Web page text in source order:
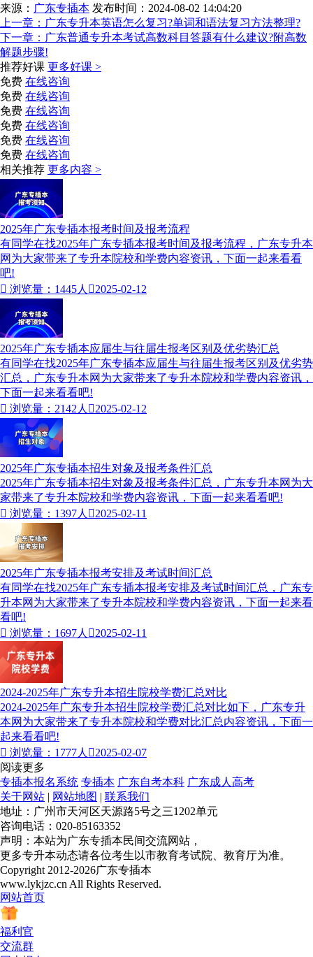
来源： 广东专插本 发布时间：2024-08-02 14:04:20
上一章： 广东专升本英语怎么复习?单词和语法复习方法整理?
下一章： 广东普通专升本考试高数科目答题有什么建议?附高数
解题步骤!
推荐好课 更多好课 >
免费 在线咨询
免费 在线咨询
免费 在线咨询
免费 在线咨询
免费 在线咨询
免费 在线咨询
相关推荐 更多内容 >
2025年广东专插本报考时间及报考流程
有同学在找2025年广东专插本报考时间及报考流程，广东专升本
网为大家带来了专升本院校和学费内容资讯，下面一起来看看
吧!
 浏览量：1445人 2025-02-12
2025年广东专插本应届生与往届生报考区别及优劣势汇总
有同学在找2025年广东专插本应届生与往届生报考区别及优劣势
汇总，广东专升本网为大家带来了专升本院校和学费内容资讯，
下面一起来看看吧!
 浏览量：2142人 2025-02-12
2025年广东专插本招生对象及报考条件汇总
2025年广东专插本招生对象及报考条件汇总，广东专升本网为大
家带来了专升本院校和学费内容资讯，下面一起来看看吧!
 浏览量：1397人 2025-02-11
2025年广东专插本报考安排及考试时间汇总
有同学在找2025年广东专插本报考安排及考试时间汇总，广东专
升本​网为大家带来了专升本院校和学费内容资讯，下面一起来看
看吧!
 浏览量：1697人 2025-02-11
2024-2025年广东专升本招生院校学费汇总对比
2024-2025年广东专升本招生院校学费汇总对比如下，广东专升
本网为大家带来了专升本院校和学费对比汇总内容资讯，下面一
起来看看吧!
 浏览量：1777人 2025-02-07
阅读更多
专插本报名系统 专插本 广东自考本科 广东成人高考
关于网站 | 网站地图 | 联系我们
地址：广州市天河区天源路5号之三1202单元
咨询电话：020-85163352
声明：本站为广东专插本民间交流网站，
更多专升本动态请各位考生以市教育考试院、教育厅为准。
Copyright 2012-2026广东专插本
www.lykjzc.cn All Rights Reserved.
网站首页
福利官
交流群